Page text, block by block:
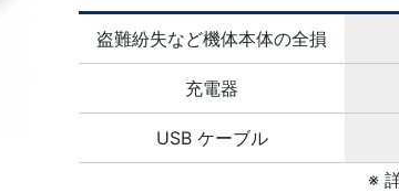
盗難紛失など機体本体の全損
充電器
USB ケーブル
※